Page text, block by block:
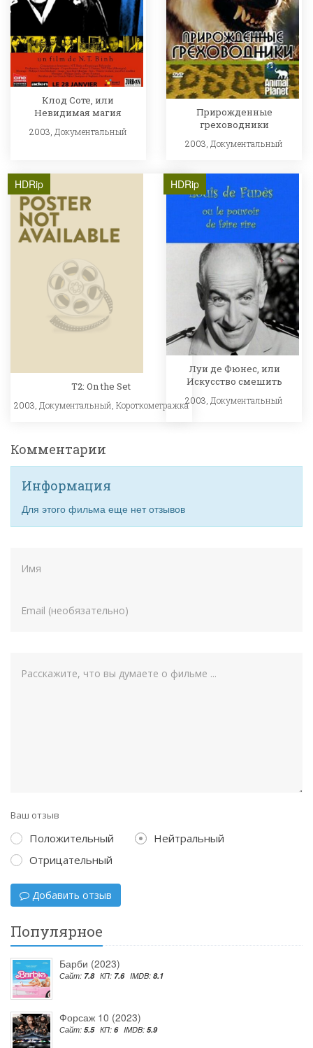
Клод Соте, или
Невидимая магия
2003, Документальный
Прирожденные
греховодники
2003, Документальный
HDRip
T2: On the Set
2003, Документальный, Короткометражка
HDRip
Луи де Фюнес, или
Искусство смешить
2003, Документальный
Комментарии
Информация
Для этого фильма еще нет отзывов
Ваш отзыв
Положительный
Нейтральный
Отрицательный
Добавить отзыв
Популярное
Барби (2023)
Сайт: 7.8 КП: 7.6 IMDB: 8.1
Форсаж 10 (2023)
Сайт: 5.5 КП: 6 IMDB: 5.9